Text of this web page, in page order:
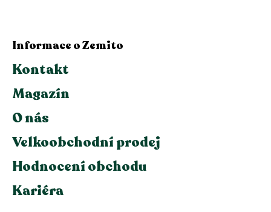
Informace o Zemito
Kontakt
Magazín
O nás
Velkoobchodní prodej
Hodnocení obchodu
Kariéra